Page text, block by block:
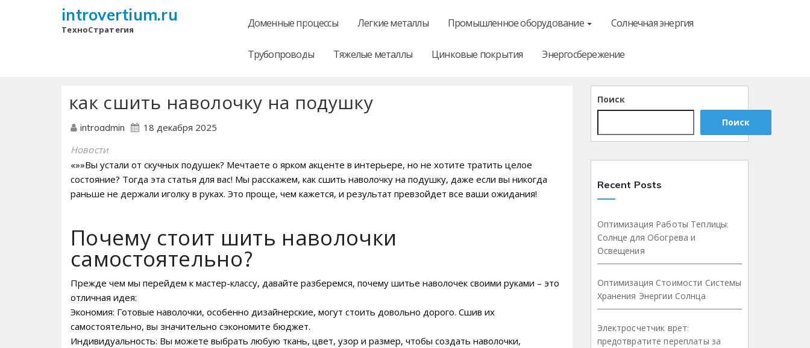
introvertium.ru
ТехноСтратегия
Доменные процессы Легкие металлы Промышленное оборудование Солнечная энергия
Трубопроводы Тяжелые металлы Цинковые покрытия Энергосбережение
как сшить наволочку на подушку
introadmin 18 декабря 2025
Новости
«»»Вы устали от скучных подушек? Мечтаете о ярком акценте в интерьере, но не хотите тратить целое
состояние? Тогда эта статья для вас! Мы расскажем, как сшить наволочку на подушку, даже если вы никогда
раньше не держали иголку в руках. Это проще, чем кажется, и результат превзойдет все ваши ожидания!
Почему стоит шить наволочки
самостоятельно?
Прежде чем мы перейдем к мастер-классу, давайте разберемся, почему шитье наволочек своими руками – это
отличная идея:
Экономия: Готовые наволочки, особенно дизайнерские, могут стоить довольно дорого. Сшив их
самостоятельно, вы значительно сэкономите бюджет.
Индивидуальность: Вы можете выбрать любую ткань, цвет, узор и размер, чтобы создать наволочки,
Поиск
Поиск
Recent Posts
Оптимизация Работы Теплицы:
Солнце для Обогрева и
Освещения
Оптимизация Стоимости Системы
Хранения Энергии Солнца
Электросчетчик врет:
предотвратите переплаты за